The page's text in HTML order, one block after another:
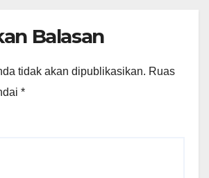
Balasan
tidak akan dipublikasikan. Ruas
*